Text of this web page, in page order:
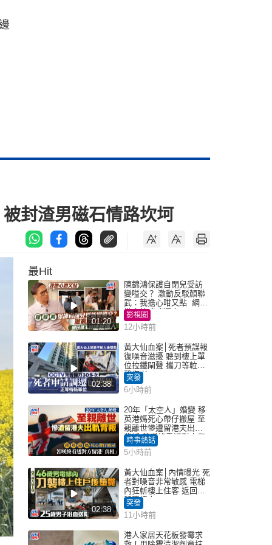
封渣男磁石情路坎坷
最Hit
01:20
陳錦鴻保護自閉兒受訪
變嗌交？ 激動反駁顏聯
武：我擔心咁又點 網民
批主持咄咄逼人
影視圈
12小時前
02:38
黃大仙血案│死者預謀報
復噪音滋擾 聽到樓上單
位拉鐵閘聲 攜刀等𨋢伏
擊傷者
突發
6小時前
20年「太空人」婚變 移
英港媽死心帶仔搬屋 至
親離世慘遭留港夫出軌
背叛 苦嘆終看透對方留
港「真相」｜Juicy叮
時事熱話
5小時前
02:38
黃大仙血案│內情曝光 死
者對噪音非常敏感 電梯
內狂斬樓上住客 返回住
所墮樓亡
突發
11小時前
港人家居天花板發霉求